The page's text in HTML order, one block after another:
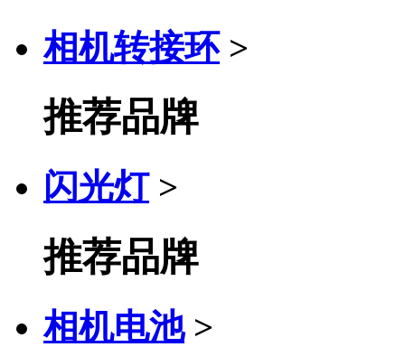
相机转接环 >
推荐品牌
闪光灯 >
推荐品牌
相机电池 >